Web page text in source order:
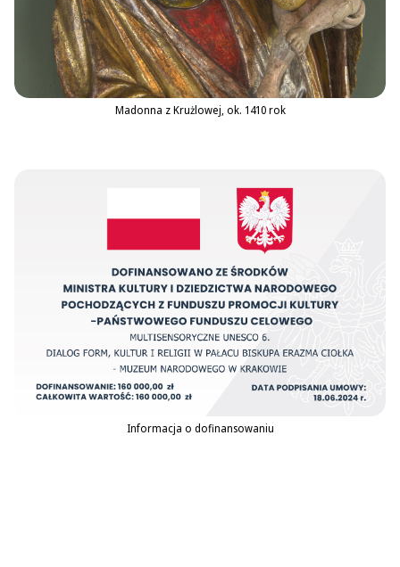
Madonna z Krużlowej, ok. 1410 rok
Informacja o dofinansowaniu